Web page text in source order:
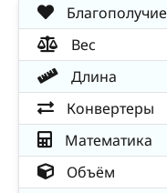
Благополучие
Вес
Длина
Конвертеры
Математика
Объём